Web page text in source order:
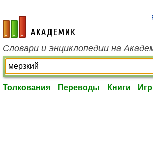
academic.ru
Словари и энциклопедии на
Толкования Переводы Книги